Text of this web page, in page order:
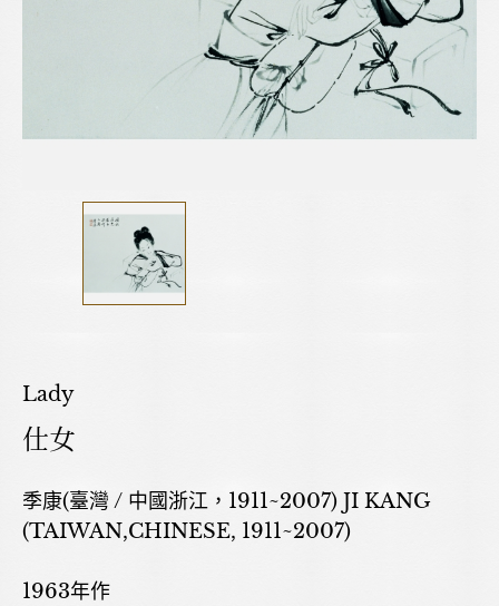
Lady
仕女
季康(臺灣 / 中國浙江，1911~2007) JI KANG
(TAIWAN,CHINESE, 1911~2007)
1963年作